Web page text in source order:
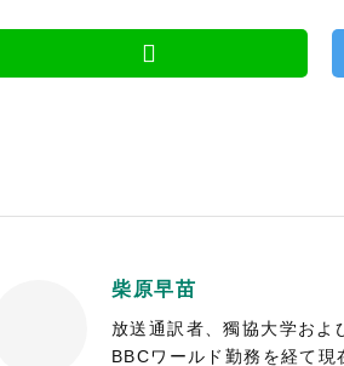
柴原早苗
放送通訳者、獨協大学およ
BBCワールド勤務を経て